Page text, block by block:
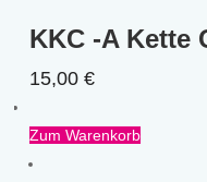
KKC -A Kette
15,00€
Zum Warenkorb